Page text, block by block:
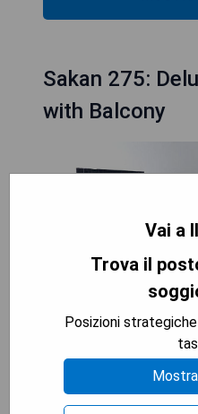
Sakan 275:
with Balcony
**Pro:**
Vai a
Trova il
Posizioni